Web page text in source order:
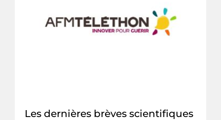
Les dernières brèves scientifiques